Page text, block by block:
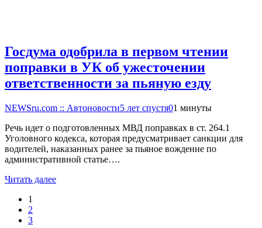
Госдума одобрила в первом чтении
поправки в УК об ужесточении
ответственности за пьяную езду
NEWSru.com :: Автоновости5 лет спустя01 минуты
Речь идет о подготовленных МВД поправках в ст. 264.1
Уголовного кодекса, которая предусматривает санкции для
водителей, наказанных ранее за пьяное вождение по
административной статье….
Читать далее
1
2
3